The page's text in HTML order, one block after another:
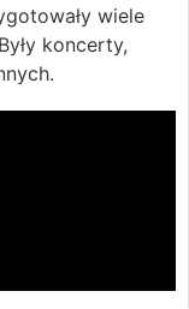
wiele
koncerty,